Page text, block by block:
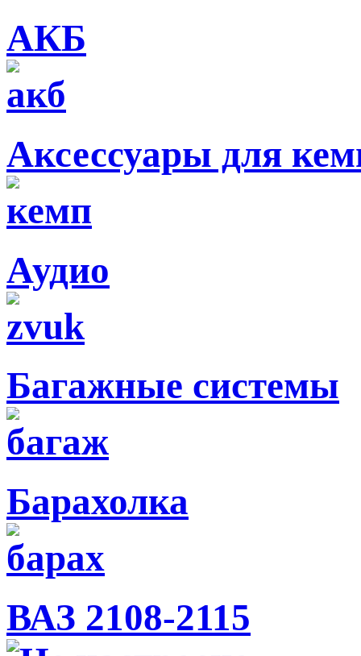
АКБ
Аксессуары для
Аудио
Багажные системы
Барахолка
ВАЗ 2108-2115